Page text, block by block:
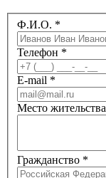
Ф.И.О. *
Телефон *
E-mail *
Место жительства
Гражданство *